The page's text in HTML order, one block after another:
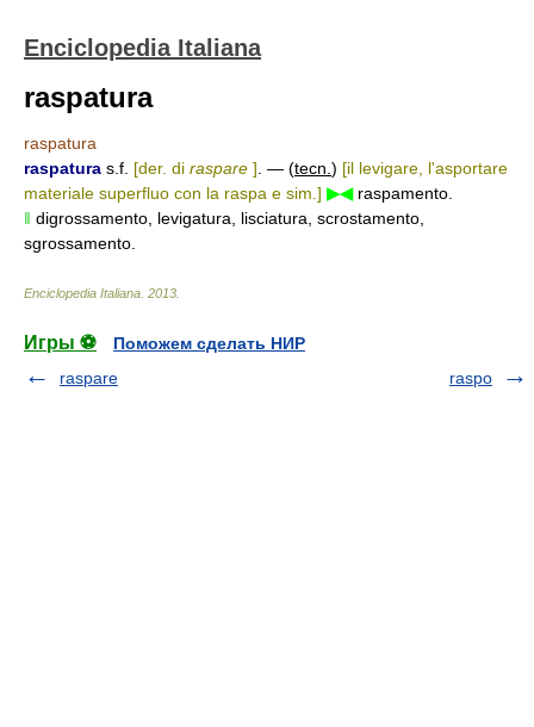
Enciclopedia Italiana
raspatura
raspatura
raspatura s.f. [der. di raspare ] . — (tecn. ) [il levigare, l'asportare
materiale superfluo con la raspa e sim.] ▶◀raspamento.
‖ digrossamento, levigatura, lisciatura, scrostamento,
sgrossamento.
Enciclopedia Italiana 2013
Игры ⚽
Поможем сделать НИР
raspare
raspo